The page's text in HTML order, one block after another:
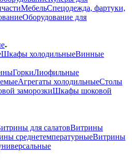
МебельСпецодежда, фартуки,
Оборудование для
Шкафы холодильныеВинные
ГоркиЛиофильные
Агрегаты холодильныеСтолы
заморозкиШкафы шоковой
для салатовВитрины
среднетемпературныеВитрины